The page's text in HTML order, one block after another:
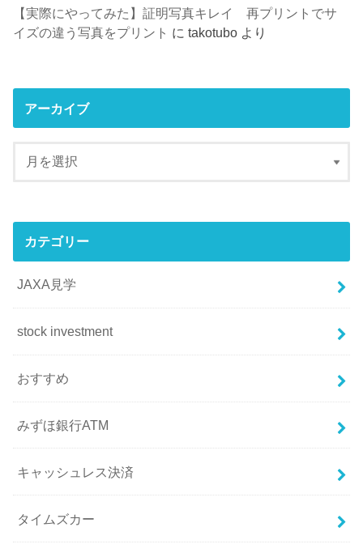
【実際にやってみた】証明写真キレイ 再プリントでサ
イズの違う写真をプリント にtakotubo より
アーカイブ
カテゴリー
JAXA見学
stock investment
おすすめ
みずほ銀行ATM
キャッシュレス決済
タイムズカー